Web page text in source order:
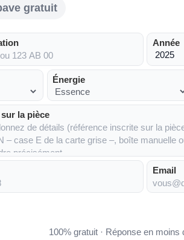
gratuit
Année
Énergie
la pièce
Email
100% gratuit · Réponse en